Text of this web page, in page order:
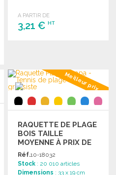
A PARTIR DE
3,21 €HT
Meilleur prix
RAQUETTE DE PLAGE
BOIS TAILLE
MOYENNE À PRIX DE
GROS
Réf.10-18032
Stock : 20 010 articles
Dimensions : 33 x 19 cm